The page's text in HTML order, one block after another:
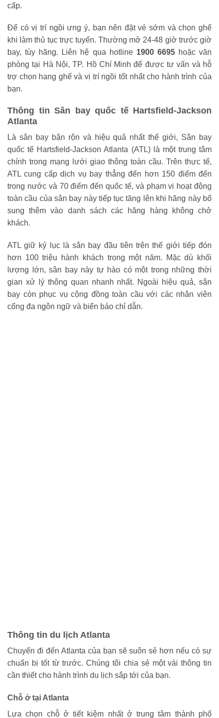
cấp.
Để có vị trí ngồi ưng ý, bạn nên đặt vé sớm và chọn ghế
khi làm thủ tục trực tuyến. Thường mở 24-48 giờ trước giờ
bay, tùy hãng. Liên hệ qua hotline 1900 6695hoặc văn
phòng tại Hà Nội, TP. Hồ Chí Minh để được tư vấn và hỗ
trợ chọn hạng ghế và vị trí ngồi tốt nhất cho hành trình của
bạn.
Thông tin Sân bay quốc tế Hartsfield-Jackson
Atlanta
Là sân bay bận rộn và hiệu quả nhất thế giới, Sân bay
quốc tế Hartsfield-Jackson Atlanta (ATL) là một trung tâm
chính trong mạng lưới giao thông toàn cầu. Trên thực tế,
ATL cung cấp dịch vụ bay thẳng đến hơn 150 điểm đến
trong nước và 70 điểm đến quốc tế, và phạm vi hoạt động
toàn cầu của sân bay này tiếp tục tăng lên khi hãng này bổ
sung thêm vào danh sách các hãng hàng không chở
khách.
ATL giữ kỷ lục là sân bay đầu tiên trên thế giới tiếp đón
hơn 100 triệu hành khách trong một năm. Mặc dù khối
lượng lớn, sân bay này tự hào có một trong những thời
gian xử lý thông quan nhanh nhất. Ngoài hiệu quả, sân
bay còn phục vụ cộng đồng toàn cầu với các nhân viên
cổng đa ngôn ngữ và biển báo chỉ dẫn.
Thông tin du lịch Atlanta
Chuyến đi đến Atlanta của bạn sẽ suôn sẻ hơn nếu có sự
chuẩn bị tốt từ trước. Chúng tôi chia sẻ một vài thông tin
cần thiết cho hành trình du lịch sắp tới của bạn.
Chỗ ở tại Atlanta
Lựa chọn chỗ ở tiết kiệm nhất ở trung tâm thành phố